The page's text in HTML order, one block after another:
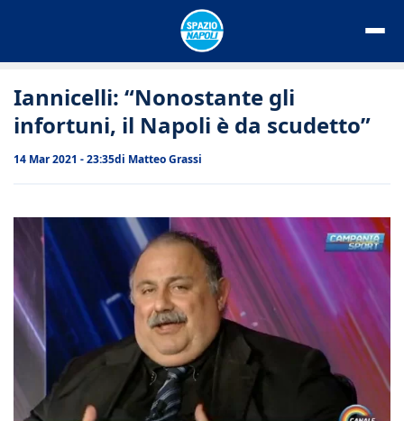
Iannicelli: “Nonostante gli
infortuni, il Napoli è da scudetto”
14 Mar 2021 - 23:35di Matteo Grassi